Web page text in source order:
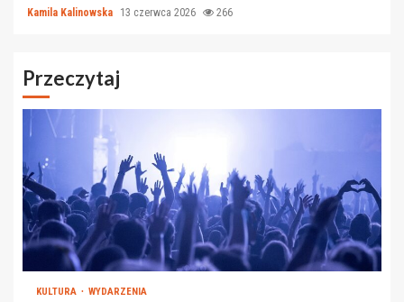
Kamila Kalinowska 13 czerwca 2026 266
Przeczytaj
KULTURA WYDARZENIA